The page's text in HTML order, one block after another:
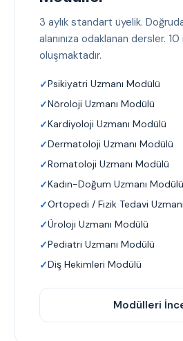
3 aylık standart üyelik.
alanınıza odaklanan dersler.
oluşmaktadır.
Psikiyatri Uzmanı Modülü
Nöroloji Uzmanı Modülü
Kardiyoloji Uzmanı Modülü
Dermatoloji Uzmanı Modülü
Romatoloji Uzmanı Modülü
Kadın-Doğum Uzmanı Modülü
Ortopedi / Fizik Tedavi
Üroloji Uzmanı Modülü
Pediatri Uzmanı Modülü
Diş Hekimleri Modülü
Modülleri